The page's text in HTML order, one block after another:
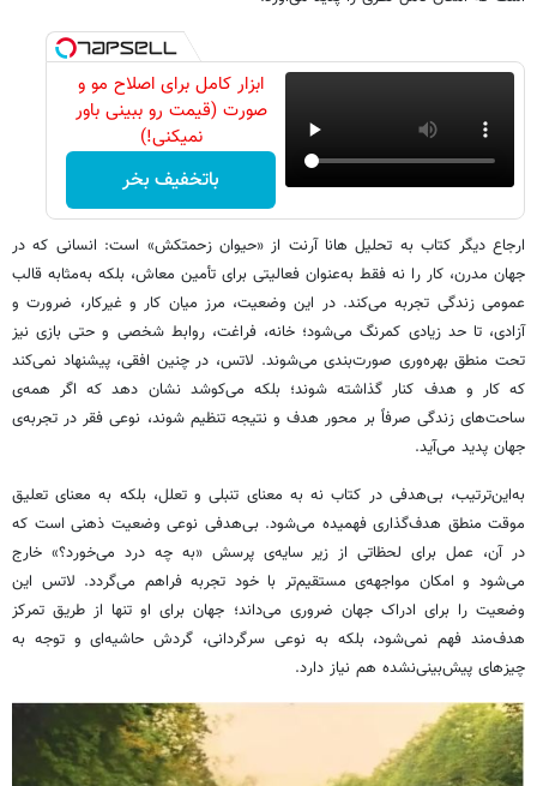
ابزار کامل برای اصلاح مو و
صورت (قیمت رو ببینی باور
نمیکنی!)
باتخفیف بخر
ارجاع دیگر کتاب به تحلیل هانا آرنت از «حیوان زحمتکش» است: انسانی که در
جهان مدرن، کار را نه فقط به‌عنوان فعالیتی برای تأمین معاش، بلکه به‌مثابه قالب
عمومی زندگی تجربه می‌کند. در این وضعیت، مرز میان کار و غیرکار، ضرورت و
آزادی، تا حد زیادی کمرنگ می‌شود؛ خانه، فراغت، روابط شخصی و حتی بازی نیز
تحت منطق بهره‌وری صورت‌بندی می‌شوند. لاتس، در چنین افقی، پیشنهاد نمی‌کند
که کار و هدف کنار گذاشته شوند؛ بلکه می‌کوشد نشان دهد که اگر همه‌ی
ساحت‌های زندگی صرفاً بر محور هدف و نتیجه تنظیم شوند، نوعی فقر در تجربه‌ی
جهان پدید می‌آید.
به‌این‌ترتیب، بی‌هدفی در کتاب نه به معنای تنبلی و تعلل، بلکه به معنای تعلیق
موقت منطق هدف‌گذاری فهمیده می‌شود. بی‌هدفی نوعی وضعیت ذهنی است که
در آن، عمل برای لحظاتی از زیر سایه‌ی پرسش «به چه درد می‌خورد؟» خارج
می‌شود و امکان مواجهه‌ی مستقیم‌تر با خود تجربه فراهم می‌گردد. لاتس این
وضعیت را برای ادراک جهان ضروری می‌داند؛ جهان برای او تنها از طریق تمرکز
هدف‌مند فهم نمی‌شود، بلکه به نوعی سرگردانی، گردش حاشیه‌ای و توجه به
چیزهای پیش‌بینی‌نشده هم نیاز دارد.